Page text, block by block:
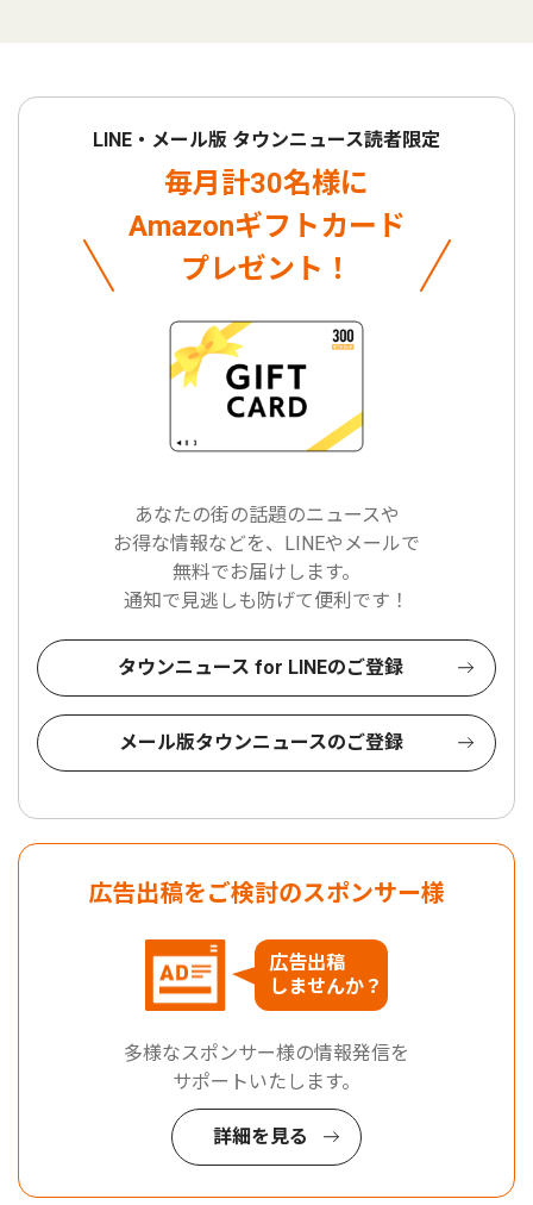
LINE・メール版 タウンニュース読者限定
毎月計30名様に
Amazonギフトカード
プレゼント！
あなたの街の話題のニュースや
お得な情報などを、LINEやメールで
無料でお届けします。
通知で見逃しも防げて便利です！
タウンニュース for LINEのご登録
メール版タウンニュースのご登録
広告出稿をご検討のスポンサー様
広告出稿
しませんか？
多様なスポンサー様の情報発信を
サポートいたします。
詳細を見る